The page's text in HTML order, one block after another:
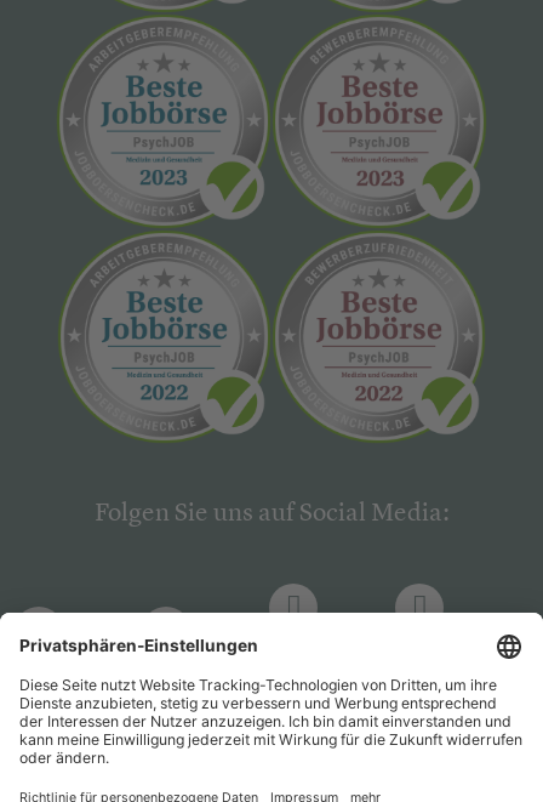
Folgen Sie uns auf Social Media:
PsychJOB PsychJOB
Hogrefe
Verlag
Hogrefe
Verlag